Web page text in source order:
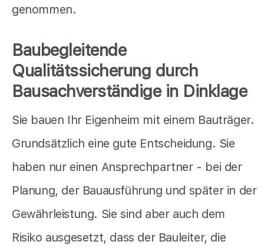
genommen.
Baubegleitende
Qualitätssicherung durch
Bausachverständige in Dinklage
Sie bauen Ihr Eigenheim mit einem Bauträger.
Grundsätzlich eine gute Entscheidung. Sie
haben nur einen Ansprechpartner - bei der
Planung, der Bauausführung und später in der
Gewährleistung. Sie sind aber auch dem
Risiko ausgesetzt, dass der Bauleiter, die